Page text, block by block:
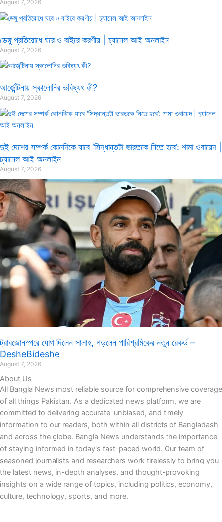
August 7, 2026
ডেঙ্গু প্রতিরোধে ঘরে ও বাইরে করণীয় | চ্যানেল আই অনলাইন
August 7, 2026
আর্জেন্টিনায় স্কালোনির ভবিষ্যৎ কী?
August 7, 2026
দুই দেশের সম্পর্ক কোনদিকে যাবে ‘সিদ্ধান্তটা ভারতকে নিতে হবে’: শামা ওবায়েদ |
চ্যানেল আই অনলাইন
August 7, 2026
ট্রাবজোনস্পরে যোগ দিলেন সালাহ, গড়লেন পারিশ্রমিকের নতুন রেকর্ড –
DesheBideshe
August 7, 2026
About Us
All Bangla News most reliable source for comprehensive coverage
of all things Pakistan. As a dedicated news platform, we are
committed to delivering accurate, unbiased, and timely
information to our readers, both within all districts of Bangladash
and across the globe. Bangla News understands the importance
of staying informed in today's fast-paced world. Our team of
seasoned journalists and researchers work tirelessly to bring you
the latest news, in-depth analyses, and thought-provoking
insights on a wide range of topics, including politics, economy,
culture, technology, sports, and more.